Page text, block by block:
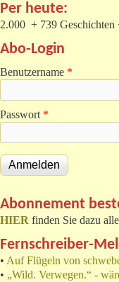
Per heute:
2.000 + 739 Geschichten
Abo-Login
Benutzername *
Passwort *
Abonnement
HIER finden Sie dazu
Fernschreiber-
• Auf Flügeln von
• „Wild. Verwegen.“ -